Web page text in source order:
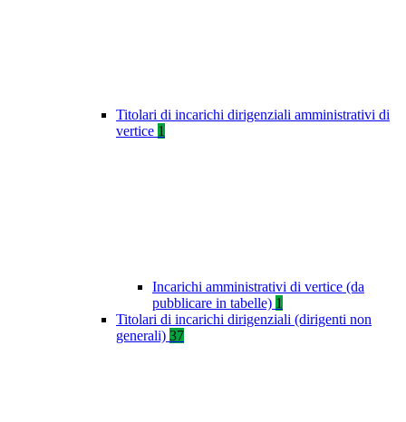
Titolari di incarichi dirigenziali amministrativi di
vertice 1
Incarichi amministrativi di vertice (da
pubblicare in tabelle) 1
Titolari di incarichi dirigenziali (dirigenti non
generali) 37